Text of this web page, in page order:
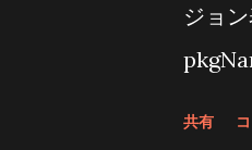
メン
ジョ
共有